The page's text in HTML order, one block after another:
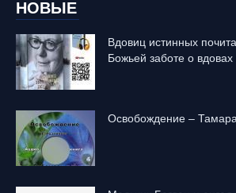
НОВЫЕ
Вдовиц истинных
Божьей заботе о вдовах
Освобождение –